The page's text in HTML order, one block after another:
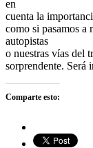
en
cuenta la
como si pasamos a
autopistas
o nuestras vías del
sorprendente. Será
Comparte esto: